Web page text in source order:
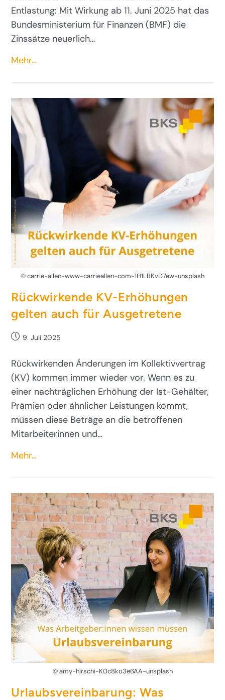
Entlastung: Mit Wirkung ab 11. Juni 2025 hat das
Bundesministerium für Finanzen (BMF) die
Zinssätze neuerlich…
Mehr…
© carrie-allen-www-carrieallen-com-1H1LBKvD7ew-unsplash
Rückwirkende KV-Erhöhungen
gelten auch für Ausgetretene
9. Juli 2025
Rückwirkenden Änderungen im Kollektivvertrag
(KV) kommen immer wieder vor. Wenn es zu
einer nachträglichen Erhöhung der Ist-Gehälter,
Prämien oder ähnlicher Leistungen kommt,
müssen diese Beträge an die betroffenen
Mitarbeiterinnen und…
Mehr…
© amy-hirschi-K0c8ko3e6AA-unsplash
Urlaubsvereinbarung: Was